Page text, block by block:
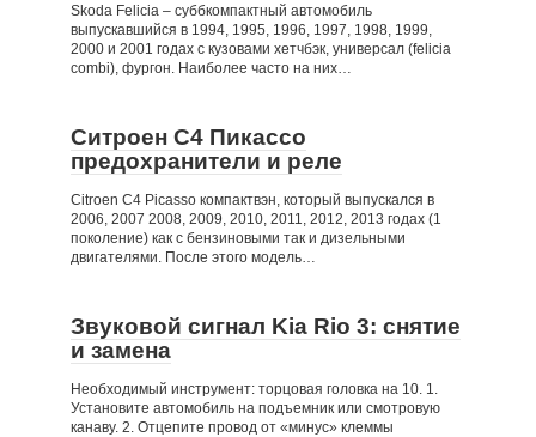
Skoda Felicia – суббкомпактный автомобиль
выпускавшийся в 1994, 1995, 1996, 1997, 1998, 1999,
2000 и 2001 годах с кузовами хетчбэк, универсал (felicia
combi), фургон. Наиболее часто на них…
Ситроен С4 Пикассо
предохранители и реле
Citroen C4 Picasso компактвэн, который выпускался в
2006, 2007 2008, 2009, 2010, 2011, 2012, 2013 годах (1
поколение) как с бензиновыми так и дизельными
двигателями. После этого модель…
Звуковой сигнал Kia Rio 3: снятие
и замена
Необходимый инструмент: торцовая головка на 10. 1.
Установите автомобиль на подъемник или смотровую
канаву. 2. Отцепите провод от «минус» клеммы